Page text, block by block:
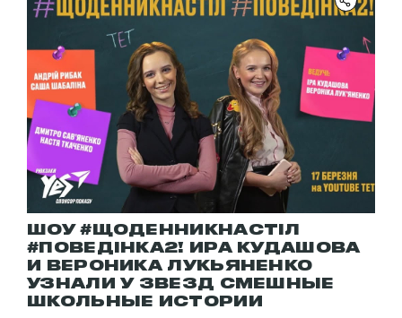
ШОУ #ЩОДЕННИКНАСТІЛ
#ПОВЕДІНКА2! ИРА КУДАШОВА
И ВЕРОНИКА ЛУКЬЯНЕНКО
УЗНАЛИ У ЗВЕЗД СМЕШНЫЕ
ШКОЛЬНЫЕ ИСТОРИИ